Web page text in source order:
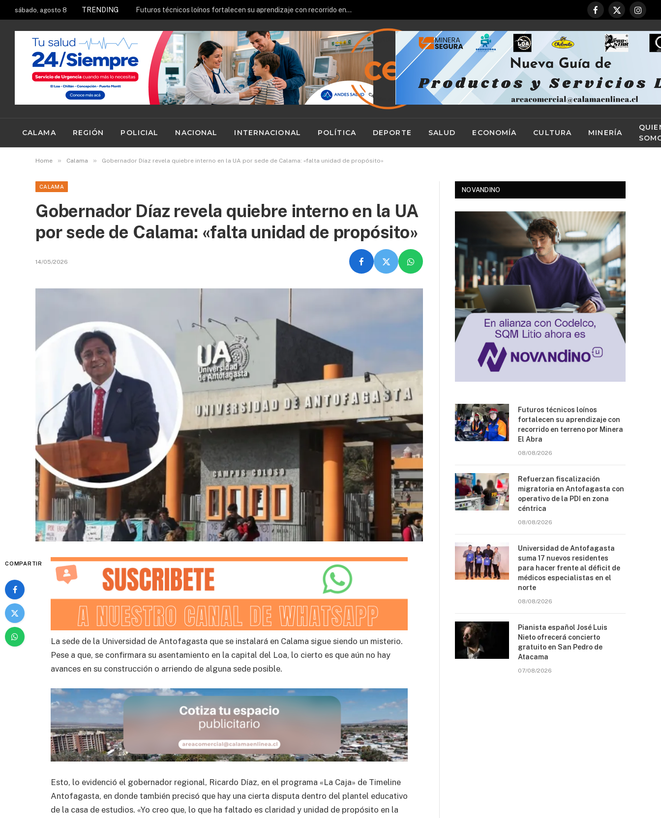
sábado, agosto 8 TRENDING Futuros técnicos loínos fortalecen su aprendizaje con recorrido en terreno por Minera El Abra
Facebook
X
CALAMA REGIÓN POLICIAL NACIONAL INTERNACIONAL POLÍTICA DEPORTE SALUD ECONOMÍA CULTURA MINERÍA
Home » Calama » Gobernador Díaz revela quiebre interno en la UA por sede de Calama: «falta unidad de propósito»
CALAMA
Gobernador Díaz revela quiebre interno en la UA
por sede de Calama: «falta unidad de propósito»
14/05/2026
COMPARTIR
La sede de la Universidad de Antofagasta que se instalará en Calama sigue siendo un misterio.
Pese a que, se confirmara su asentamiento en la capital del Loa, lo cierto es que aún no hay
avances en su construcción o arriendo de alguna sede posible.
Esto, lo evidenció el gobernador regional, Ricardo Díaz, en el programa «La Caja» de Timeline
Antofagasta, en donde también precisó que hay una cierta disputa dentro del plantel educativo
de la casa de estudios. «Yo creo que, lo que ha faltado es claridad y unidad de propósito en la
NOVANDINO
Futuros técnicos loínos
fortalecen su aprendizaje con
recorrido en terreno por Minera
El Abra
08/08/2026
Refuerzan fiscalización
migratoria en Antofagasta con
operativo de la PDI en zona
céntrica
08/08/2026
Universidad de Antofagasta
suma 17 nuevos residentes
para hacer frente al déficit de
médicos especialistas en el
norte
08/08/2026
Pianista español José Luis
Nieto ofrecerá concierto
gratuito en San Pedro de
Atacama
07/08/2026